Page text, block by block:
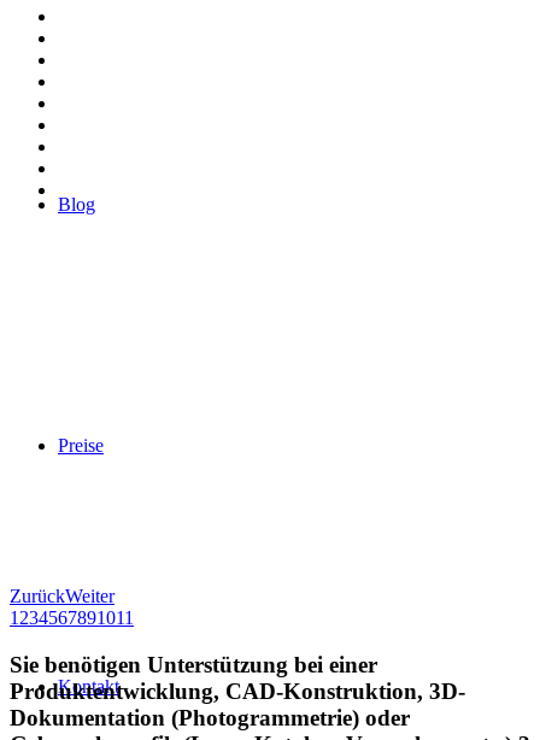
Blog
Preise
Kontakt
ZurückWeiter
1 234567891011
Sie benötigen Unterstützung bei einer
Produktentwicklung, CAD-Konstruktion, 3D-
Dokumentation (Photogrammetrie) oder